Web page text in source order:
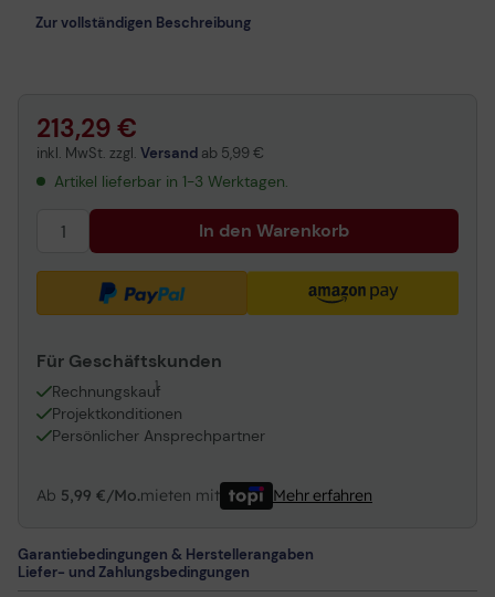
Zur vollständigen Beschreibung
213,29 €
inkl. MwSt. zzgl. Versand ab 5,99 €
Artikel lieferbar in 1-3 Werktagen.
In den Warenkorb
Für Geschäftskunden
Rechnungskauf
1
Projektkonditionen
Persönlicher Ansprechpartner
Ab 5,99 €/Mo.mieten mit Mehr erfahren
Garantiebedingungen & Herstellerangaben
Liefer- und Zahlungsbedingungen